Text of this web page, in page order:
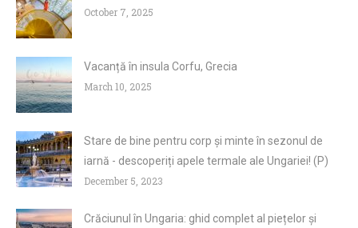
October 7, 2025
Vacanță în insula Corfu, Grecia
March 10, 2025
Stare de bine pentru corp și minte în sezonul de
iarnă - descoperiți apele termale ale Ungariei! (P)
December 5, 2023
Crăciunul în Ungaria: ghid complet al piețelor și